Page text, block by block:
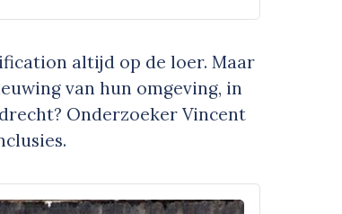
altijd op de loer. Maar
van hun omgeving, in
Onderzoeker Vincent